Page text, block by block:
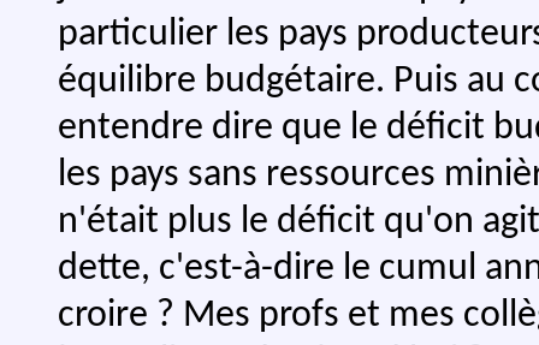
particulier les pays
équilibre budgétaire. Puis au
entendre dire que le déficit
les pays sans ressources
n'était plus le déficit qu'on
dette, c'est-à-dire le cumul
croire ? Mes profs et mes